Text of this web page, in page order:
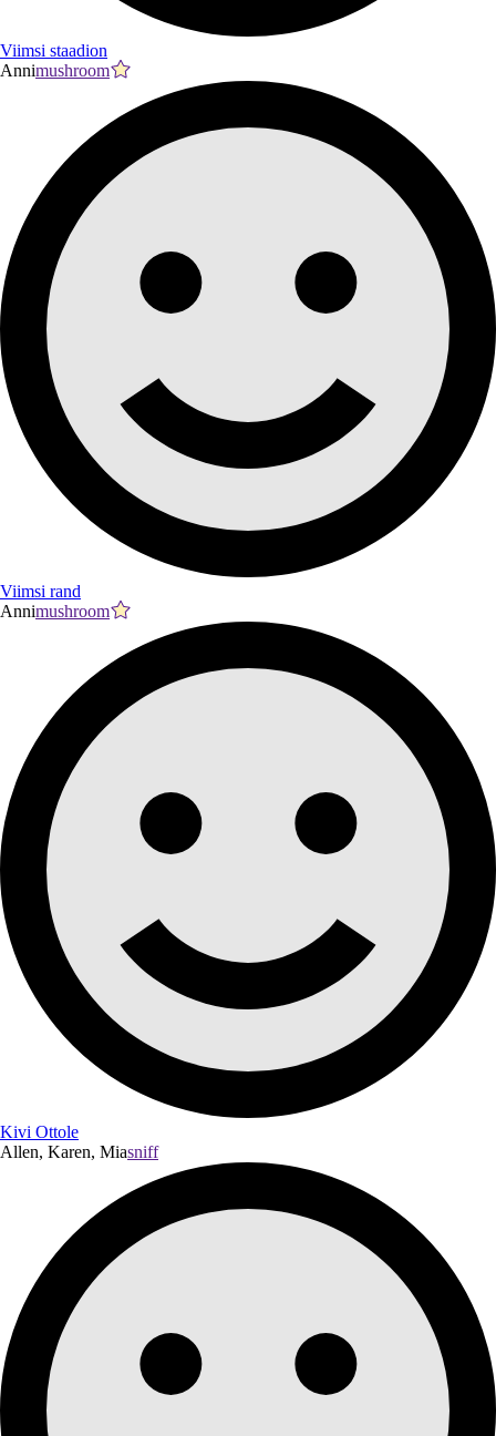
Viimsi staadion
Annimushroom
Viimsi rand
Annimushroom
Kivi Ottole
Allen, Karen, Miasniff